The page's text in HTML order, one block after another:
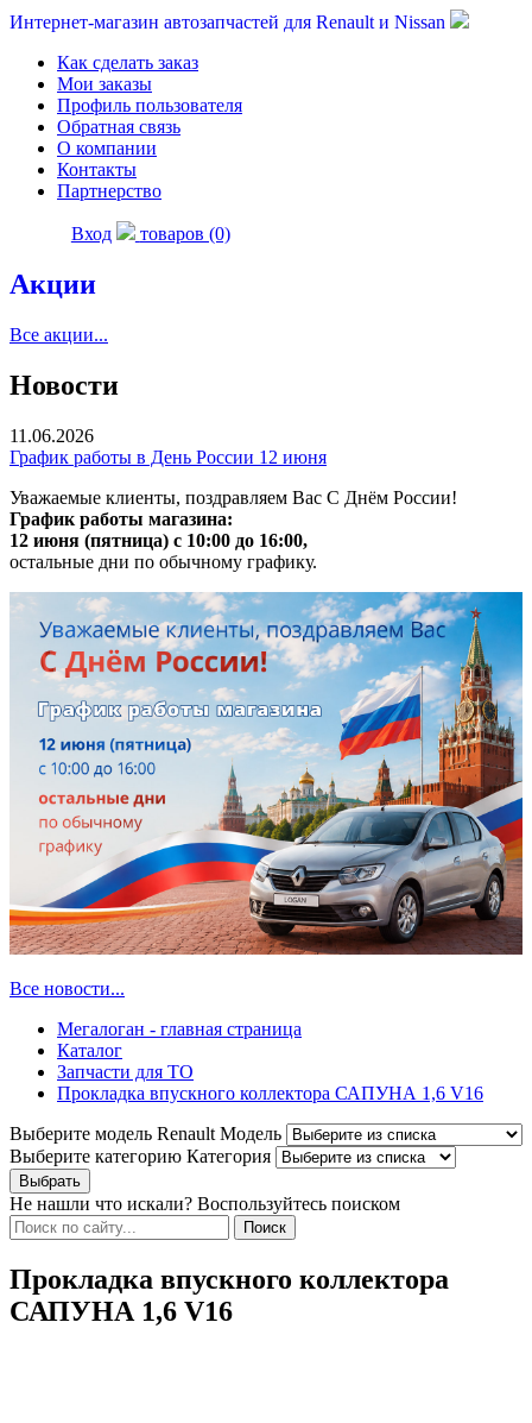
Интернет-магазин автозапчастей для Renault и Nissan
Как сделать заказ
Мои заказы
Профиль пользователя
Обратная связь
О компании
Контакты
Партнерство
Вход товаров (0)
Акции
Все акции...
Новости
11.06.2026
График работы в День России 12 июня
Уважаемые клиенты, поздравляем Вас С Днём России!
График работы магазина:
12 июня (пятница) с 10:00 до 16:00,
остальные дни по обычному графику.
Все новости...
Мегалоган - главная страница
Каталог
Запчасти для ТО
Прокладка впускного коллектора САПУНА 1,6 V16
Выберите модель Renault Модель
Выберите категорию Категория
Не нашли что искали? Воспользуйтесь поиском
Прокладка впускного коллектора
САПУНА 1,6 V16